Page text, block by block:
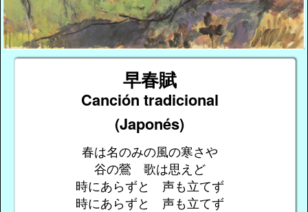
早春賦
Canción tradicional
(Japonés)
春は名のみの風の寒さや
谷の鶯 歌は思えど
時にあらずと 声も立てず
時にあらずと 声も立てず